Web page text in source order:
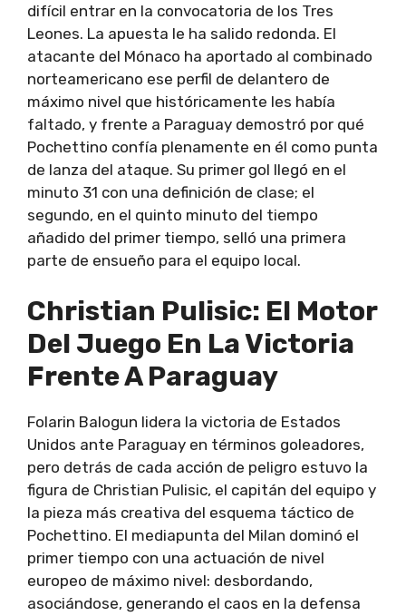
difícil entrar en la convocatoria de los Tres
Leones. La apuesta le ha salido redonda. El
atacante del Mónaco ha aportado al combinado
norteamericano ese perfil de delantero de
máximo nivel que históricamente les había
faltado, y frente a Paraguay demostró por qué
Pochettino confía plenamente en él como punta
de lanza del ataque. Su primer gol llegó en el
minuto 31 con una definición de clase; el
segundo, en el quinto minuto del tiempo
añadido del primer tiempo, selló una primera
parte de ensueño para el equipo local.
Christian Pulisic: El Motor
Del Juego En La Victoria
Frente A Paraguay
Folarin Balogun lidera la victoria de Estados
Unidos ante Paraguay en términos goleadores,
pero detrás de cada acción de peligro estuvo la
figura de Christian Pulisic, el capitán del equipo y
la pieza más creativa del esquema táctico de
Pochettino. El mediapunta del Milan dominó el
primer tiempo con una actuación de nivel
europeo de máximo nivel: desbordando,
asociándose, generando el caos en la defensa